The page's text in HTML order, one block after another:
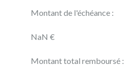
Montant de l'échéance :
NaN €
Montant total remboursé :